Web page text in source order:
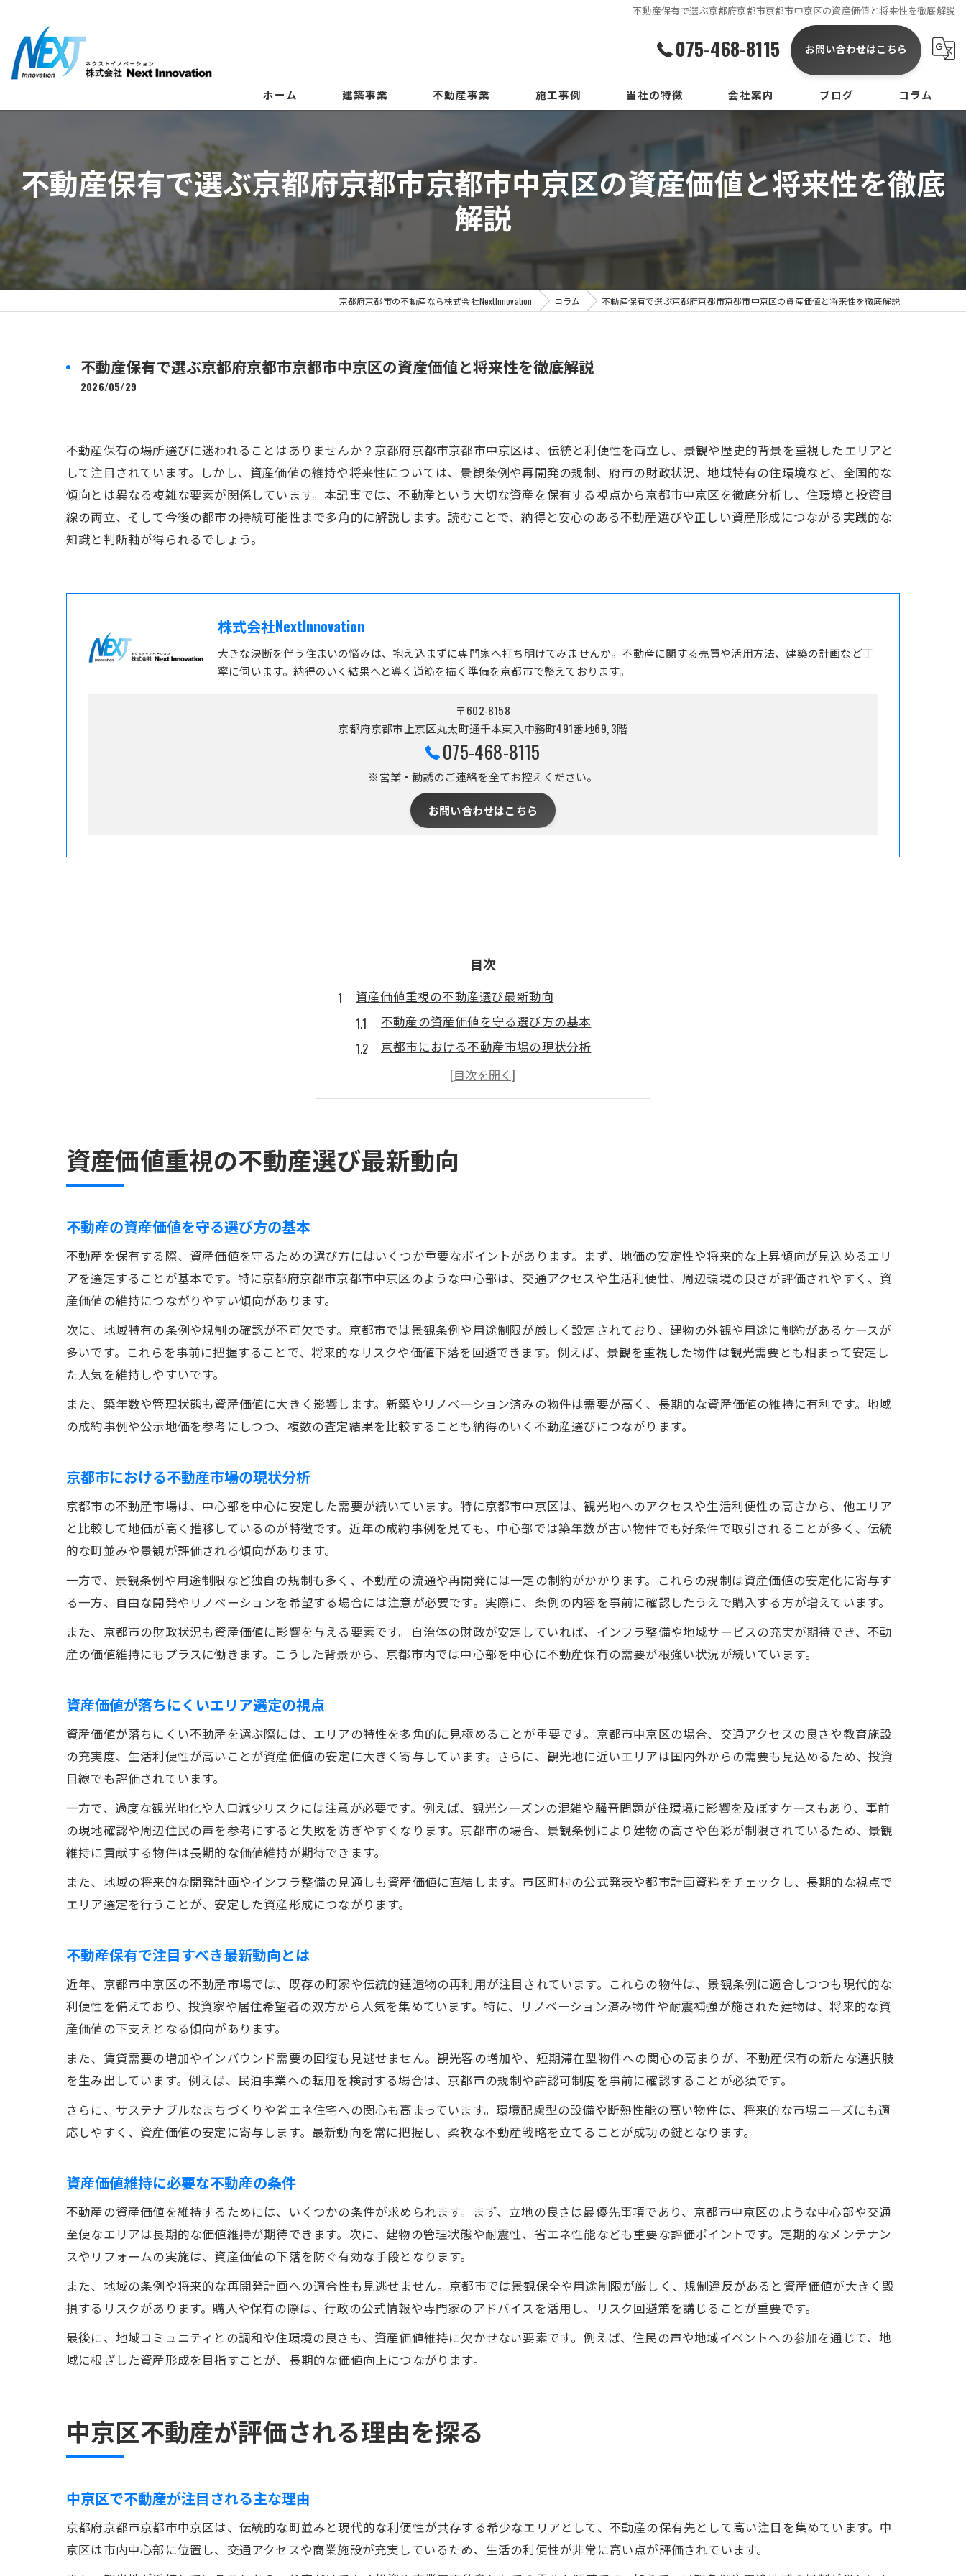
不動産保有で選ぶ京都府京都市京都市中京区の資産価値と将来性を徹底解説
075-468-8115 お問い合わせはこちら
ホーム 建築事業 不動産事業 施工事例 当社の特徴
売却
購入
会社案内 ブログ コラム
不動産保有で選ぶ京都府京都市京都市中京区の資産価値と将来性を徹底
解説
京都府京都市の不動産なら株式会社NextInnovation コラム 不動産保有で選ぶ京都府京都市京都市中京区の資産価値と将来性を徹底解説
不動産保有で選ぶ京都府京都市京都市中京区の資産価値と将来性を徹底解説
2026/05/29
不動産保有の場所選びに迷われることはありませんか？京都府京都市京都市中京区は、伝統と利便性を両立し、景観や歴史的背景を重視したエリアと
して注目されています。しかし、資産価値の維持や将来性については、景観条例や再開発の規制、府市の財政状況、地域特有の住環境など、全国的な
傾向とは異なる複雑な要素が関係しています。本記事では、不動産という大切な資産を保有する視点から京都市中京区を徹底分析し、住環境と投資目
線の両立、そして今後の都市の持続可能性まで多角的に解説します。読むことで、納得と安心のある不動産選びや正しい資産形成につながる実践的な
知識と判断軸が得られるでしょう。
株式会社NextInnovation
大きな決断を伴う住まいの悩みは、抱え込まずに専門家へ打ち明けてみませんか。不動産に関する売買や活用方法、建築の計画など丁
寧に伺います。納得のいく結果へと導く道筋を描く準備を京都市で整えております。
〒602-8158
京都府京都市上京区丸太町通千本東入中務町491番地69, 3階
075-468-8115
※営業・勧誘のご連絡を全てお控えください。
お問い合わせはこちら
目次
資産価値重視の不動産選び最新動向
不動産の資産価値を守る選び方の基本
京都市における不動産市場の現状分析
資産価値が落ちにくいエリア選定の視点
不動産保有で注目すべき最新動向とは
中京区不動産が評価される理由を探る
中京区で不動産が注目される主な理由
不動産市場で中京区が選ばれる背景
住環境と投資性が両立する中京区の魅力
街の伝統が不動産価値に与える影響
不動産保有に強みを持つ街の条件
不動産投資目線で見る街の将来性
文化と利便性が融合する街の魅力
投資目線で中京区不動産を選ぶコツ
不動産保有に適した住みやすい街の条件
中京区で重視される不動産選びの視点
景観や条例が守る資産価値の仕組み
景観条例が不動産資産価値を守る理由
不動産規制が資産価値維持に果たす役割
不動産購入時に知るべき景観の仕組み
長期保有で安心できる区を見極める視点
安心できる資産形成を実現する条件
不動産の将来性を見極めるチェックポイント
リセール時にも安心な不動産の特徴
資産価値重視の不動産選び最新動向
不動産の資産価値を守る選び方の基本
不動産を保有する際、資産価値を守るための選び方にはいくつか重要なポイントがあります。まず、地価の安定性や将来的な上昇傾向が見込めるエリ
アを選定することが基本です。特に京都府京都市京都市中京区のような中心部は、交通アクセスや生活利便性、周辺環境の良さが評価されやすく、資
産価値の維持につながりやすい傾向があります。
次に、地域特有の条例や規制の確認が不可欠です。京都市では景観条例や用途制限が厳しく設定されており、建物の外観や用途に制約があるケースが
多いです。これらを事前に把握することで、将来的なリスクや価値下落を回避できます。例えば、景観を重視した物件は観光需要とも相まって安定し
た人気を維持しやすいです。
また、築年数や管理状態も資産価値に大きく影響します。新築やリノベーション済みの物件は需要が高く、長期的な資産価値の維持に有利です。地域
の成約事例や公示地価を参考にしつつ、複数の査定結果を比較することも納得のいく不動産選びにつながります。
京都市における不動産市場の現状分析
京都市の不動産市場は、中心部を中心に安定した需要が続いています。特に京都市中京区は、観光地へのアクセスや生活利便性の高さから、他エリア
と比較して地価が高く推移しているのが特徴です。近年の成約事例を見ても、中心部では築年数が古い物件でも好条件で取引されることが多く、伝統
的な町並みや景観が評価される傾向があります。
一方で、景観条例や用途制限など独自の規制も多く、不動産の流通や再開発には一定の制約がかかります。これらの規制は資産価値の安定化に寄与す
る一方、自由な開発やリノベーションを希望する場合には注意が必要です。実際に、条例の内容を事前に確認したうえで購入する方が増えています。
また、京都市の財政状況も資産価値に影響を与える要素です。自治体の財政が安定していれば、インフラ整備や地域サービスの充実が期待でき、不動
産の価値維持にもプラスに働きます。こうした背景から、京都市内では中心部を中心に不動産保有の需要が根強い状況が続いています。
資産価値が落ちにくいエリア選定の視点
資産価値が落ちにくい不動産を選ぶ際には、エリアの特性を多角的に見極めることが重要です。京都市中京区の場合、交通アクセスの良さや教育施設
の充実度、生活利便性が高いことが資産価値の安定に大きく寄与しています。さらに、観光地に近いエリアは国内外からの需要も見込めるため、投資
目線でも評価されています。
一方で、過度な観光地化や人口減少リスクには注意が必要です。例えば、観光シーズンの混雑や騒音問題が住環境に影響を及ぼすケースもあり、事前
の現地確認や周辺住民の声を参考にすると失敗を防ぎやすくなります。京都市の場合、景観条例により建物の高さや色彩が制限されているため、景観
維持に貢献する物件は長期的な価値維持が期待できます。
また、地域の将来的な開発計画やインフラ整備の見通しも資産価値に直結します。市区町村の公式発表や都市計画資料をチェックし、長期的な視点で
エリア選定を行うことが、安定した資産形成につながります。
不動産保有で注目すべき最新動向とは
近年、京都市中京区の不動産市場では、既存の町家や伝統的建造物の再利用が注目されています。これらの物件は、景観条例に適合しつつも現代的な
利便性を備えており、投資家や居住希望者の双方から人気を集めています。特に、リノベーション済み物件や耐震補強が施された建物は、将来的な資
産価値の下支えとなる傾向があります。
また、賃貸需要の増加やインバウンド需要の回復も見逃せません。観光客の増加や、短期滞在型物件への関心の高まりが、不動産保有の新たな選択肢
を生み出しています。例えば、民泊事業への転用を検討する場合は、京都市の規制や許認可制度を事前に確認することが必須です。
さらに、サステナブルなまちづくりや省エネ住宅への関心も高まっています。環境配慮型の設備や断熱性能の高い物件は、将来的な市場ニーズにも適
応しやすく、資産価値の安定に寄与します。最新動向を常に把握し、柔軟な不動産戦略を立てることが成功の鍵となります。
資産価値維持に必要な不動産の条件
不動産の資産価値を維持するためには、いくつかの条件が求められます。まず、立地の良さは最優先事項であり、京都市中京区のような中心部や交通
至便なエリアは長期的な価値維持が期待できます。次に、建物の管理状態や耐震性、省エネ性能なども重要な評価ポイントです。定期的なメンテナン
スやリフォームの実施は、資産価値の下落を防ぐ有効な手段となります。
また、地域の条例や将来的な再開発計画への適合性も見逃せません。京都市では景観保全や用途制限が厳しく、規制違反があると資産価値が大きく毀
損するリスクがあります。購入や保有の際は、行政の公式情報や専門家のアドバイスを活用し、リスク回避策を講じることが重要です。
最後に、地域コミュニティとの調和や住環境の良さも、資産価値維持に欠かせない要素です。例えば、住民の声や地域イベントへの参加を通じて、地
域に根ざした資産形成を目指すことが、長期的な価値向上につながります。
中京区不動産が評価される理由を探る
中京区で不動産が注目される主な理由
京都府京都市京都市中京区は、伝統的な町並みと現代的な利便性が共存する希少なエリアとして、不動産の保有先として高い注目を集めています。中
京区は市内中心部に位置し、交通アクセスや商業施設が充実しているため、生活の利便性が非常に高い点が評価されています。
お問い合わせはこちら
お問い合わせはこちら